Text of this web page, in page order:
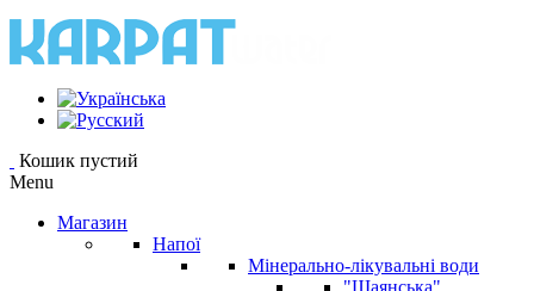
Кошик пустий
Menu
Магазин
Напої
Мінерально-лікувальні води
"Шаянська"